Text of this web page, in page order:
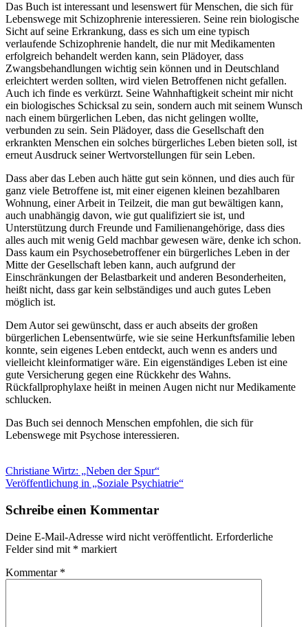
Das Buch ist interessant und lesenswert für Menschen, die sich für
Lebenswege mit Schizophrenie interessieren. Seine rein biologische
Sicht auf seine Erkrankung, dass es sich um eine typisch
verlaufende Schizophrenie handelt, die nur mit Medikamenten
erfolgreich behandelt werden kann, sein Plädoyer, dass
Zwangsbehandlungen wichtig sein können und in Deutschland
erleichtert werden sollten, wird vielen Betroffenen nicht gefallen.
Auch ich finde es verkürzt. Seine Wahnhaftigkeit scheint mir nicht
ein biologisches Schicksal zu sein, sondern auch mit seinem Wunsch
nach einem bürgerlichen Leben, das nicht gelingen wollte,
verbunden zu sein. Sein Plädoyer, dass die Gesellschaft den
erkrankten Menschen ein solches bürgerliches Leben bieten soll, ist
erneut Ausdruck seiner Wertvorstellungen für sein Leben.
Dass aber das Leben auch hätte gut sein können, und dies auch für
ganz viele Betroffene ist, mit einer eigenen kleinen bezahlbaren
Wohnung, einer Arbeit in Teilzeit, die man gut bewältigen kann,
auch unabhängig davon, wie gut qualifiziert sie ist, und
Unterstützung durch Freunde und Familienangehörige, dass dies
alles auch mit wenig Geld machbar gewesen wäre, denke ich schon.
Dass kaum ein Psychosebetroffener ein bürgerliches Leben in der
Mitte der Gesellschaft leben kann, auch aufgrund der
Einschränkungen der Belastbarkeit und anderen Besonderheiten,
heißt nicht, dass gar kein selbständiges und auch gutes Leben
möglich ist.
Dem Autor sei gewünscht, dass er auch abseits der großen
bürgerlichen Lebensentwürfe, wie sie seine Herkunftsfamilie leben
konnte, sein eigenes Leben entdeckt, auch wenn es anders und
vielleicht kleinformatiger wäre. Ein eigenständiges Leben ist eine
gute Versicherung gegen eine Rückkehr des Wahns.
Rückfallprophylaxe heißt in meinen Augen nicht nur Medikamente
schlucken.
Das Buch sei dennoch Menschen empfohlen, die sich für
Lebenswege mit Psychose interessieren.
Beitragsnavigation
Vorheriger
Beitrag:
Christiane Wirtz: „Neben der Spur“
Nächster
Veröffentlichung in „Soziale Psychiatrie“
Schreibe einen Kommentar
Deine E-Mail-Adresse wird nicht veröffentlicht. Erforderliche
Felder sind mit * markiert
Kommentar *